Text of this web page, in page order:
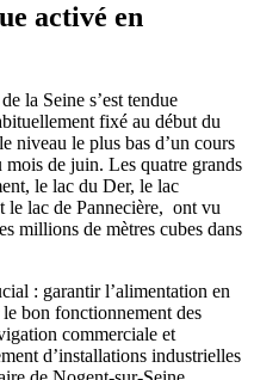
activé en
la Seine s’est tendue
fixé au début du
niveau le plus bas d’un cours
mois de juin. Les quatre grands
le lac du Der, le lac
le lac de Pannecière, ont vu
millions de mètres cubes dans
: garantir l’alimentation en
bon fonctionnement des
commerciale et
d’installations industrielles